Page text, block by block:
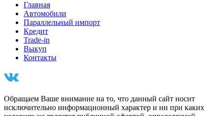
Главная
Автомобили
Параллельный импорт
Кредит
Trade-in
Выкуп
Контакты
Обращаем Ваше внимание на то, что данный сайт носит
исключительно информационный характер и ни при каких